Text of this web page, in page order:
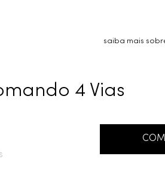
saiba mais
4 Vias